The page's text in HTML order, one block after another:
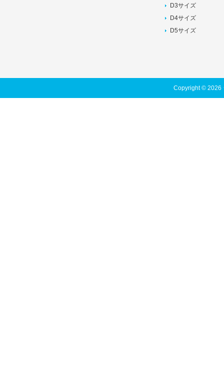
D3サイズ
D4サイズ
D5サイズ
Copyright © 2026